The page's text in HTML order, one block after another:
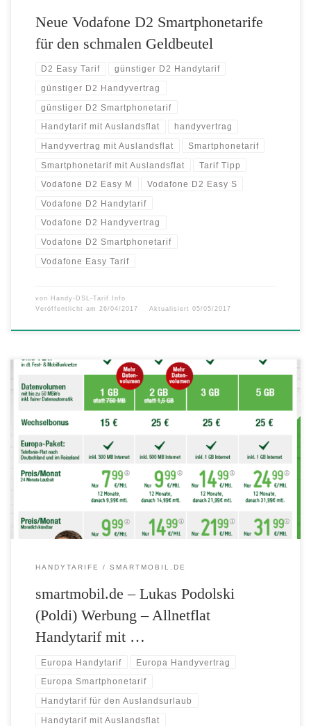
Neue Vodafone D2 Smartphonetarife
für den schmalen Geldbeutel
D2 Easy Tarif günstiger D2 Handytarif
günstiger D2 Handyvertrag
günstiger D2 Smartphonetarif
Handytarif mit Auslandsflat handyvertrag
Handyvertrag mit Auslandsflat Smartphonetarif
Smartphonetarif mit Auslandsflat Tarif Tipp
Vodafone D2 Easy M Vodafone D2 Easy S
Vodafone D2 Handytarif
Vodafone D2 Handyvertrag
Vodafone D2 Smartphonetarif
Vodafone Easy Tarif
von Handy-DSL-Tarif.Info
Veröffentlicht am 26/04/2017 Aktualisiert 05/05/2017
Ab sofort stattet smartmobil.de alle LTE Handyverträge mit
zusätzlichen Europa Auslands-Leistungen aus. Damit sind Telefonie
und mobiles Surfen auch bequem im EU-Ausland möglich.
Zusätzliches Datenvolumen: gibt es ab sofort bei den LTE Special und
LTE Starter Handyverträgen. Ab nur 7,99 Euro monatlich sind beim
LTE Special nun 1 GB LTE-Datenvolumen […]
HANDYTARIFE SMARTMOBIL.DE
smartmobil.de – Lukas Podolski
(Poldi) Werbung – Allnetflat
Handytarif mit …
Europa Handytarif Europa Handyvertrag
Europa Smartphonetarif
Handytarif für den Auslandsurlaub
Handytarif mit Auslandsflat